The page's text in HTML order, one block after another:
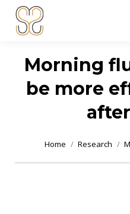
Dr Shannon Sim
Adelaide Orthopedic Surgeon
Morning
be more
Home Research